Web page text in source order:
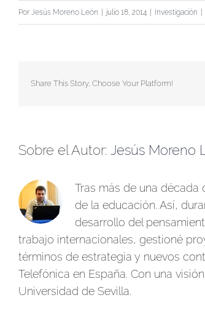
Por Jesús Moreno León julio 18, 2014 Investigación
Share This Story, Choose Your Platform!
Sobre el Autor: Jesús Moreno
Tras más de una
de la educación. Así,
desarrollo del
trabajo internacionales, gestioné
términos de estrategia y nuevos
Telefónica en España. Con una
Universidad de Sevilla.